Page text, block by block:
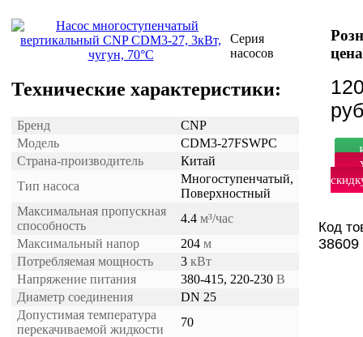
Технические характеристики:
Бренд
CNP
Модель
CDM3-27FSWPC
Страна-производитель
Китай
Тип насоса
Многоступенчатый,
Поверхностный
Максимальная пропускная
способность
4.4 м³/час
Максимальный напор
204 м
Потребляемая мощность
3 кВт
Напряжение питания
380-415, 220-230 В
Диаметр соединения
DN 25
Допустимая температура
перекачиваемой жидкости
70
Серия
насосов
цена
руб
Код
38609